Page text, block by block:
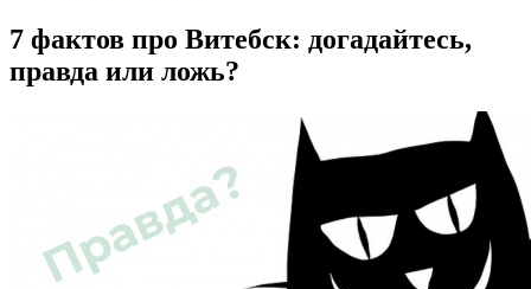
7 фактов про Витебск: догадайтесь,
правда или ложь?